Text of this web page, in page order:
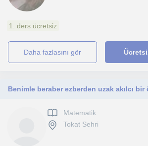
1. ders ücretsiz
daha fazlasını gör
Benimle beraber ezberden uzak akılcı
Matematik
Tokat Sehri